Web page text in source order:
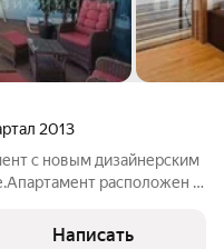
2013
с новым дизайнерским
расположен в
окружении только
Написать